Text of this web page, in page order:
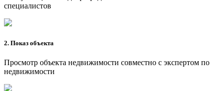
специалистов
2. Показ объекта
Просмотр объекта недвижимости совместно с экспертом по
недвижимости